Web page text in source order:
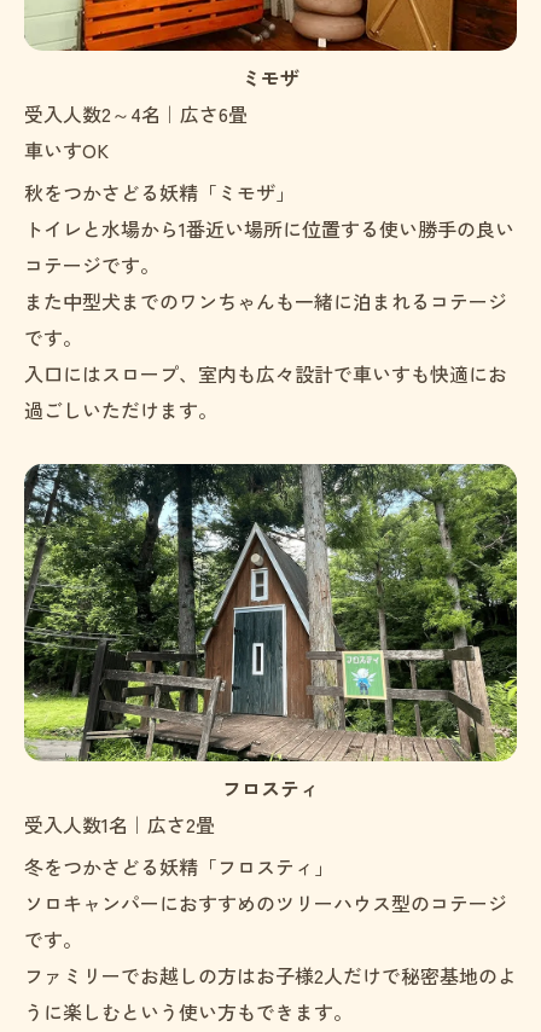
ミモザ
受入人数2～4名｜広さ6畳
車いすOK
秋をつかさどる妖精「ミモザ」
トイレと水場から1番近い場所に位置する使い勝手の良い
コテージです。
また中型犬までのワンちゃんも一緒に泊まれるコテージ
です。
入口にはスロープ、室内も広々設計で車いすも快適にお
過ごしいただけます。
フロスティ
受入人数1名｜広さ2畳
冬をつかさどる妖精「フロスティ」
ソロキャンパーにおすすめのツリーハウス型のコテージ
です。
ファミリーでお越しの方はお子様2人だけで秘密基地のよ
うに楽しむという使い方もできます。